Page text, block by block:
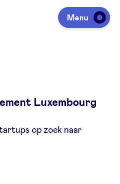
Menu
ophalen
Luxembourg
op zoek naar